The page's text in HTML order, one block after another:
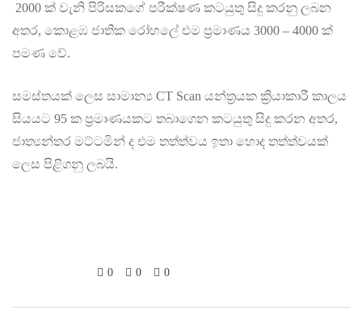
2000 ක් වැනි පිරිසකගේ පරීක්ෂණ කටයුතු සිදු කරනු ලබන
අතර, කොළඹ ජාතික රෝහලේ එම ප්‍රමාණය 3000 – 4000 ක්
පමණ වේ.
සමස්තයක් ලෙස සාමාන්‍ය CT Scan යන්ත්‍රයක ක්‍රියාකාරී කාලය
සියයට 95 ක ප්‍රමාණයකට තබාගෙන කටයුතු සිදු කරන අතර,
ජාත්‍යන්තර මට්ටමින් ද එම තත්ත්වය ඉතා හොද තත්ත්වයක්
ලෙස පිළිගනු ලබයි.
0 0 0